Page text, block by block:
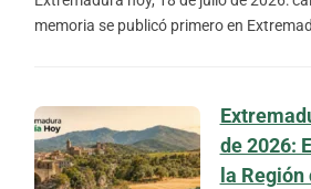
memoria se publicó primero en
de 2026:
la Región